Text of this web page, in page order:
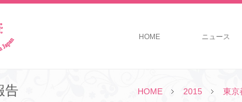
HOME ニュース
HOME 2015 東京
告